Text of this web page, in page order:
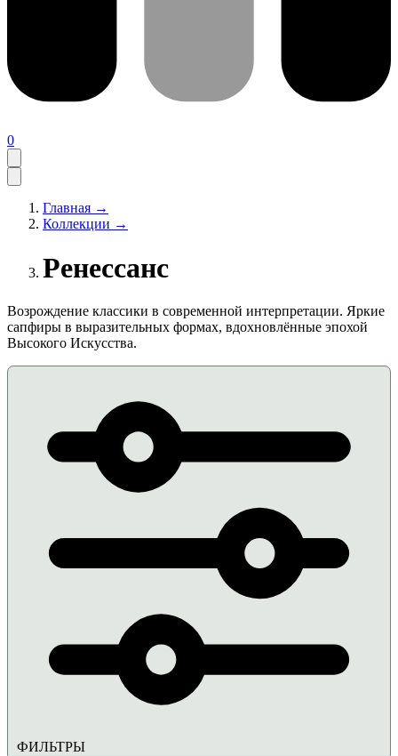
0
Главная →
Коллекции →
Ренессанс
Возрождение классики в современной интерпретации. Яркие
сапфиры в выразительных формах, вдохновлённые эпохой
Высокого Искусства.
ФИЛЬТРЫ